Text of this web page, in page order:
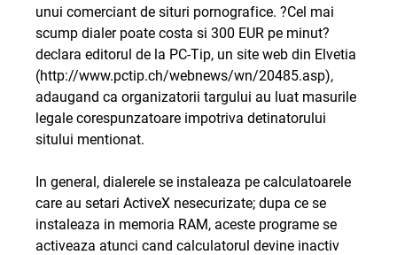
unui comerciant de situri pornografice. ?Cel mai
scump dialer poate costa si 300 EUR pe minut?
declara editorul de la PC-Tip, un site web din Elvetia
(http://www.pctip.ch/webnews/wn/20485.asp),
adaugand ca organizatorii targului au luat masurile
legale corespunzatoare impotriva detinatorului
sitului mentionat.
In general, dialerele se instaleaza pe calculatoarele
care au setari ActiveX nesecurizate; dupa ce se
instaleaza in memoria RAM, aceste programe se
activeaza atunci cand calculatorul devine inactiv